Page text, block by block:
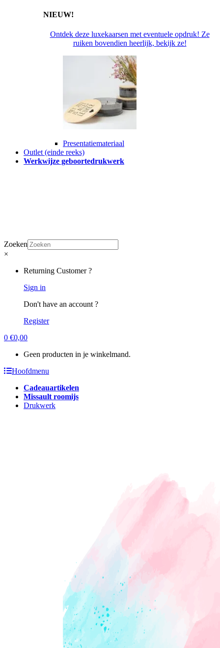
NIEUW!
Ontdek deze luxekaarsen met eventuele opdruk! Ze
ruiken bovendien heerlijk, bekijk ze!
Presentatiemateriaal
Outlet (einde reeks)
Werkwijze geboortedrukwerk
Zoeken
×
Returning Customer ?
Sign in
Don't have an account ?
Register
0 €0,00
Geen producten in je winkelmand.
Hoofdmenu
Cadeauartikelen
Missault roomijs
Drukwerk